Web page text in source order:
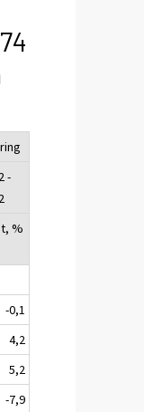
-
%
-0,1
4,2
5,2
-7,9